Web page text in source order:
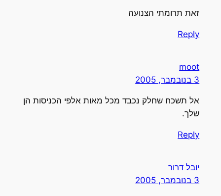
זאת תרומתי הצנועה
Reply
moot
3 בנובמבר, 2005
אל תשכח שחלק נכבד מכל מאות אלפי הכניסות הן
שלך.
Reply
יובל דרור
3 בנובמבר, 2005